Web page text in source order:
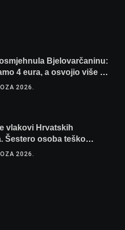
Bjelovarčaninu:
4 eura, a osvojio više od
2026.
vlakovi Hrvatskih
Šestero osoba teško
mlađa žena na intenzivnoj
2026.